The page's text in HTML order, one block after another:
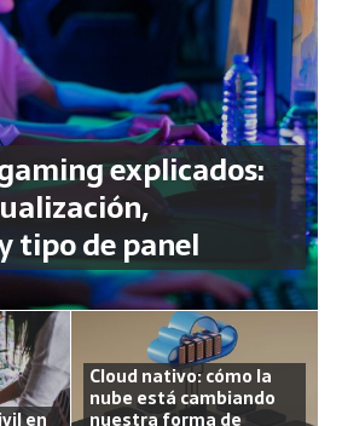
explicados:
tipo de panel
en
Cloud nativo: cómo la
nube está cambiando
nuestra forma de